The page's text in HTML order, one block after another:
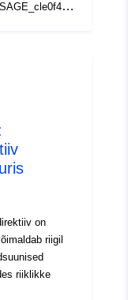
on
riigil
riiklikke